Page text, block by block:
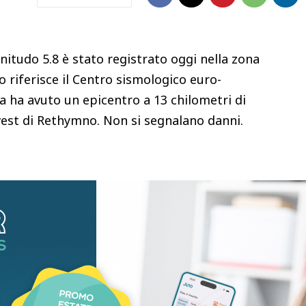
5.8 è stato registrato oggi nella zona
riferisce il Centro sismologico euro-
ha avuto un epicentro a 13 chilometri di
di Rethymno. Non si segnalano danni.